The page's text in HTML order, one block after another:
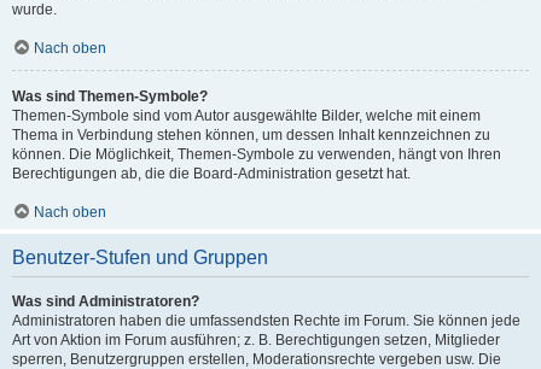
wurde.
Nach oben
Was sind Themen-Symbole?
Themen-Symbole sind vom Autor ausgewählte Bilder, welche mit einem
Thema in Verbindung stehen können, um dessen Inhalt kennzeichnen zu
können. Die Möglichkeit, Themen-Symbole zu verwenden, hängt von Ihren
Berechtigungen ab, die die Board-Administration gesetzt hat.
Nach oben
Benutzer-Stufen und Gruppen
Was sind Administratoren?
Administratoren haben die umfassendsten Rechte im Forum. Sie können jede
Art von Aktion im Forum ausführen; z. B. Berechtigungen setzen, Mitglieder
sperren, Benutzergruppen erstellen, Moderationsrechte vergeben usw. Die